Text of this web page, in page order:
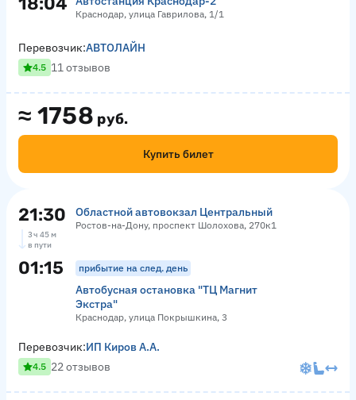
Краснодар, улица Гаврилова, 1/1
≈ 1758 руб.
Купить билет
Перевозчик:АВТОЛАЙН
4.5 11 отзывов
21:30 Областной автовокзал Центральный
Ростов-на-Дону, проспект Шолохова, 270к1
3 ч 45 м
в пути
01:15 прибытие на след. день
Автобусная остановка "ТЦ Магнит
Экстра"
Краснодар, улица Покрышкина, 3
Перевозчик:ИП Киров А.А.
4.5 22 отзывов